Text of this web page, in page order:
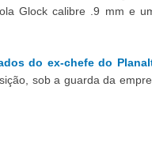
Glock calibre .9 mm e
do ex-chefe do
sob a guarda da